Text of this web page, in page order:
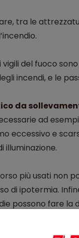
tra le
vigili del fuoco
incendi, e le
da
ad
eccessivo e
illuminazione.
più usati non
di ipotermia.
possono fare
ferite o